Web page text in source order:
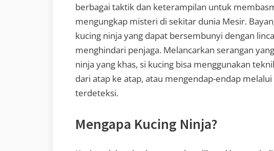
berbagai taktik dan keterampilan untuk
mengungkap misteri di sekitar dunia Mesir.
kucing ninja yang dapat bersembunyi dengan
menghindari penjaga. Melancarkan serangan
ninja yang khas, si kucing bisa menggunakan
dari atap ke atap, atau mengendap-endap
terdeteksi.
Mengapa Kucing Ninja?